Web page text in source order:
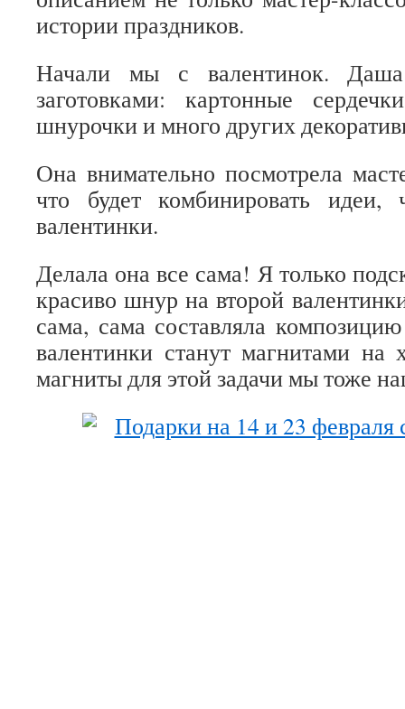
истории праздников.
Начали мы с валентинок.
заготовками: картонные
шнурочки и много других
Она внимательно посмотрела
что будет комбинировать идеи,
валентинки.
Делала она все сама! Я только
красиво шнур на второй
сама, сама составляла
валентинки станут магнитами на
магниты для этой задачи мы тоже